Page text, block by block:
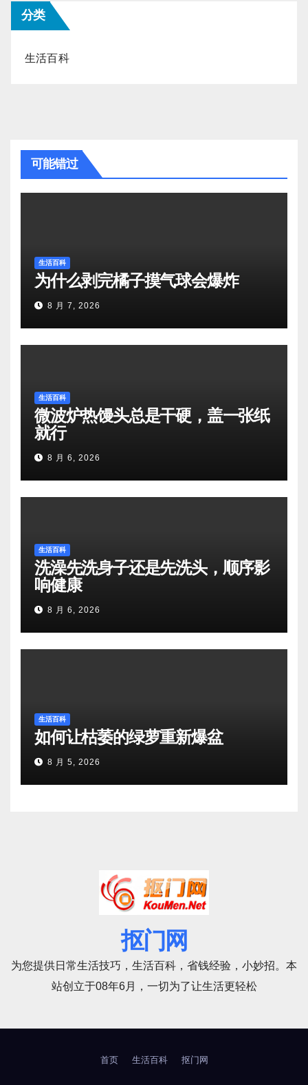
分类
生活百科
可能错过
生活百科
为什么剥完橘子摸气球会爆炸
8 月 7, 2026
生活百科
微波炉热馒头总是干硬，盖一张纸
就行
8 月 6, 2026
生活百科
洗澡先洗身子还是先洗头，顺序影
响健康
8 月 6, 2026
生活百科
如何让枯萎的绿萝重新爆盆
8 月 5, 2026
抠门网
为您提供日常生活技巧，生活百科，省钱经验，小妙招。本
站创立于08年6月，一切为了让生活更轻松
首页 生活百科 抠门网